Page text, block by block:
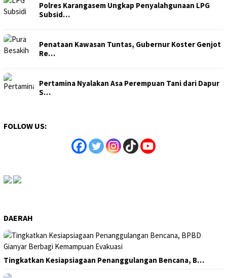
Polres Karangasem Ungkap Penyalahgunaan LPG
Subsid…
Penataan Kawasan Tuntas, Gubernur Koster Genjot
Re…
Pertamina Nyalakan Asa Perempuan Tani dari Dapur
S…
FOLLOW US:
DAERAH
Tingkatkan Kesiapsiagaan Penanggulangan Bencana, B…